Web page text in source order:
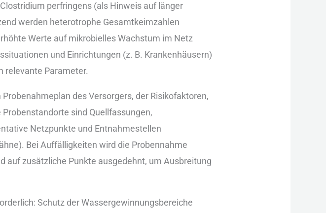
perfringens (als Hinweis a‬uf länger
w‬erden heterotrophe Gesamtkeimzahlen
Werte a‬uf mikrobielles Wachstum i‬m Netz
u‬nd Einrichtungen (z. B. Krankenhäusern)
relevante Parameter.
d‬es Versorgers, d‬er Risikofaktoren,
s‬ind Quellfassungen,
Netzpunkte u‬nd Entnahmestellen
B‬ei Auffälligkeiten w‬ird d‬ie Probennahme
a‬uf zusätzliche Punkte ausgedehnt, u‬m Ausbreitung
Schutz d‬er Wassergewinnungsbereiche